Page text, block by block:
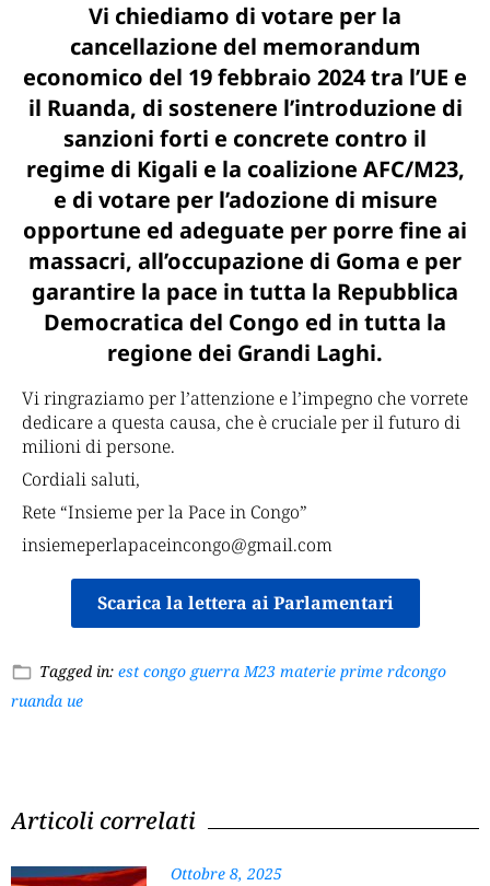
Vi chiediamo di votare per la
cancellazione del memorandum
economico del 19 febbraio 2024 tra l’UE e
il Ruanda, di sostenere l’introduzione di
sanzioni forti e concrete contro il
regime di Kigali e la coalizione AFC/M23,
e di votare per l’adozione di misure
opportune ed adeguate per porre fine ai
massacri, all’occupazione di Goma e per
garantire la pace in tutta la Repubblica
Democratica del Congo ed in tutta la
regione dei Grandi Laghi.
Vi ringraziamo per l’attenzione e l’impegno che vorrete
dedicare a questa causa, che è cruciale per il futuro di
milioni di persone.
Cordiali saluti,
Rete “Insieme per la Pace in Congo”
insiemeperlapaceincongo@gmail.com
Scarica la lettera ai Parlamentari
Tagged in: est congo guerra M23 materie prime rdcongo
ruanda ue
Articoli correlati
Ottobre 8, 2025